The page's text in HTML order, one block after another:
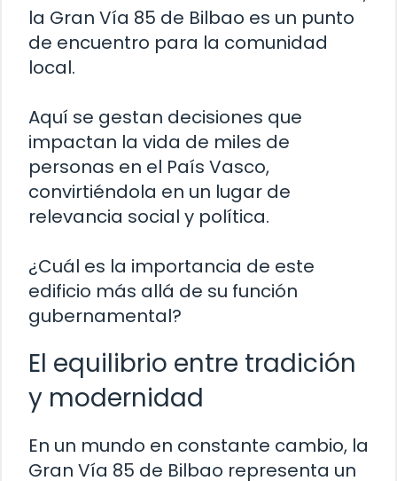
la Gran Vía 85 de Bilbao es un punto
de encuentro para la comunidad
local.
Aquí se gestan decisiones que
impactan la vida de miles de
personas en el País Vasco,
convirtiéndola en un lugar de
relevancia social y política.
¿Cuál es la importancia de este
edificio más allá de su función
gubernamental?
El equilibrio entre tradición
y modernidad
En un mundo en constante cambio, la
Gran Vía 85 de Bilbao representa un